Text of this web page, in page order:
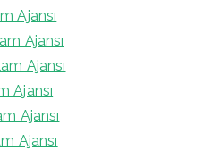
Ajansı
Ajansı
Ajansı
Ajansı
Ajansı
Ajansı